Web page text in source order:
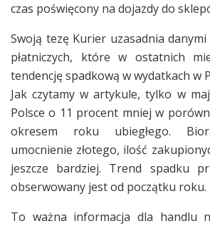
czas poświęcony na dojazdy do
Swoją tezę Kurier uzasadnia
płatniczych, które w ostatnich
tendencję spadkową w wydatkach w
Jak czytamy w artykule, tylko w
Polsce o 11 procent mniej w
okresem roku ubiegłego.
umocnienie złotego, ilość
jeszcze bardziej. Trend spadku
obserwowany jest od początku roku.
To ważna informacja dla handlu